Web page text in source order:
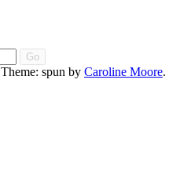
Theme: spun by Caroline Moore.